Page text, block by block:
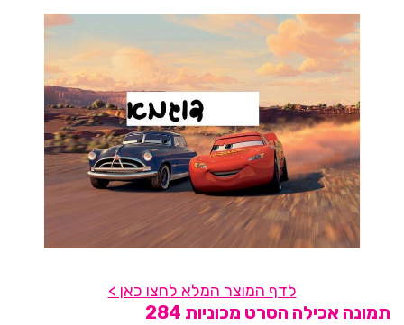
לדף המוצר המלא לחצו כאן >
תמונה אכילה הסרט מכוניות 284